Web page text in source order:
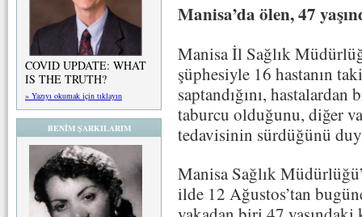
COVID UPDATE: WHAT
IS THE TRUTH?
» Yazıyı okumak için tıklayın
BENİM ŞARKILARIM
Manisa’da ölen, 47
Manisa İl Sağlık
şüphesiyle 16 hastanın
saptandığını,
taburcu olduğunu, diğer
tedavisinin sürdüğünü
Manisa Sağlık
ilde 12 Ağustos’tan